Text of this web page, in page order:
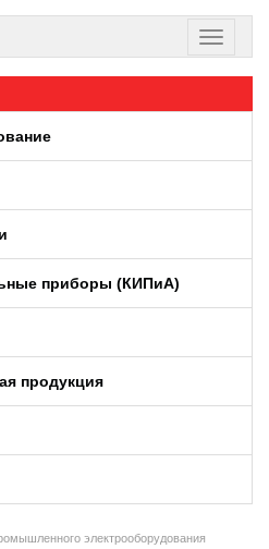
приборы (КИПиA)
продукция
электрооборудования